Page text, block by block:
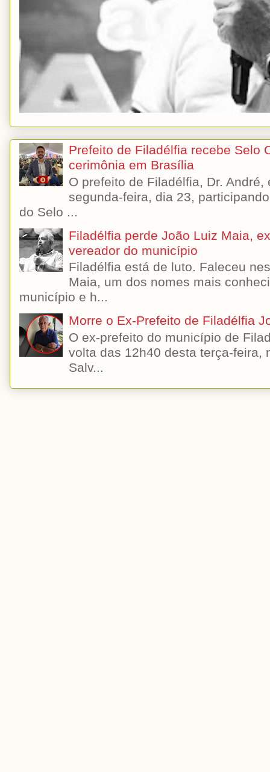
Prefeito de Filadélfia recebe Selo
cerimônia em Brasília
O prefeito de Filadélfia, Dr.
segunda-feira, dia 23,
do Selo ...
Filadélfia perde João Luiz Maia,
vereador do município
Filadélfia está de luto. Faleceu
Maia, um dos nomes mais
município e h...
Morre o Ex-Prefeito de Filadélfia
O ex-prefeito do município de
volta das 12h40 desta terça-feira,
Salv...